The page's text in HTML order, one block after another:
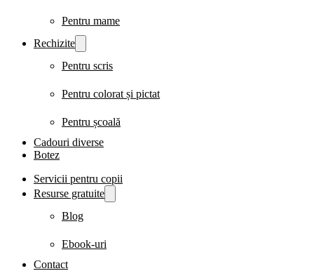
Pentru mame
Rechizite
Pentru scris
Pentru colorat și pictat
Pentru școală
Cadouri diverse
Botez
Servicii pentru copii
Resurse gratuite
Blog
Ebook-uri
Contact